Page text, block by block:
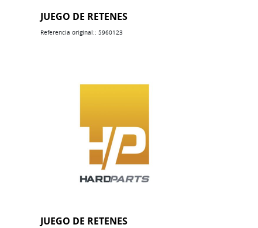
JUEGO DE RETENES
Referencia original:: 5960123
JUEGO DE RETENES